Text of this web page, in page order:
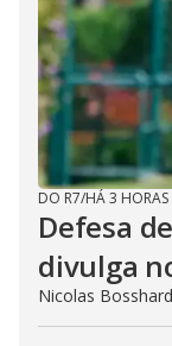
DO R7/HÁ 3 HORAS
Defesa
divulga
Nicolas